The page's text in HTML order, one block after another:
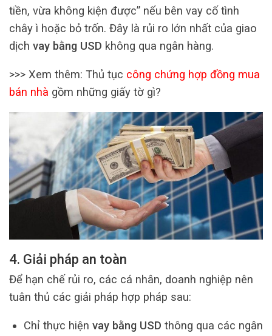
tiền, vừa không kiện được” nếu bên vay cố tình
chây ì hoặc bỏ trốn. Đây là rủi ro lớn nhất của giao
dịch vay bằng USD không qua ngân hàng.
>>> Xem thêm: Thủ tục công chứng hợp đồng mua
bán nhà gồm những giấy tờ gì?
4. Giải pháp an toàn
Để hạn chế rủi ro, các cá nhân, doanh nghiệp nên
tuân thủ các giải pháp hợp pháp sau:
Chỉ thực hiện vay bằng USD thông qua các ngân